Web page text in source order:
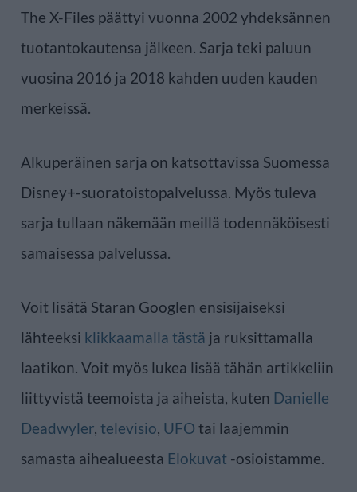
The X-Files päättyi vuonna 2002 yhdeksännen
tuotantokautensa jälkeen. Sarja teki paluun
vuosina 2016 ja 2018 kahden uuden kauden
merkeissä.
Alkuperäinen sarja on katsottavissa Suomessa
Disney+-suoratoistopalvelussa. Myös tuleva
sarja tullaan näkemään meillä todennäköisesti
samaisessa palvelussa.
Voit lisätä Staran Googlen ensisijaiseksi
lähteeksi klikkaamalla tästä ja ruksittamalla
laatikon. Voit myös lukea lisää tähän artikkeliin
liittyvistä teemoista ja aiheista, kuten Danielle
Deadwyler, televisio, UFO tai laajemmin
samasta aihealueesta Elokuvat -osioistamme.